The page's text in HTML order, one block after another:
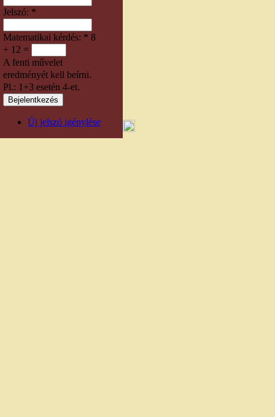
Jelszó: *
Matematikai kérdés: * 8
+ 12 =
A fenti művelet
eredményét kell beírni.
Pl.: 1+3 esetén 4-et.
Új jelszó igénylése